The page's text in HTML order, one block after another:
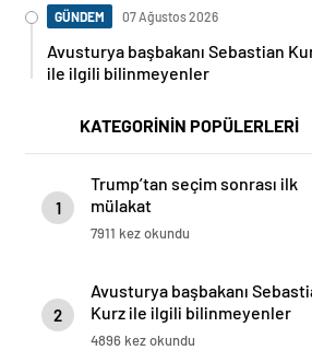
GÜNDEM 07 Ağustos 2026
Avusturya başbakanı Sebastian
ile ilgili bilinmeyenler
KATEGORİNİN POPÜLERLERİ
1
Trump’tan seçim sonrası ilk
mülakat
7911 kez okundu
2
Avusturya başbakanı
Kurz ile ilgili bilinmeyenler
4896 kez okundu